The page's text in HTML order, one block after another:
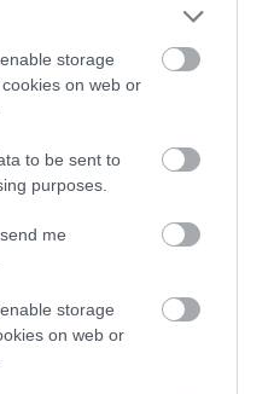
storage
on web or
to be sent to
purposes.
me
storage
on web or
«τέλος» στις
– Έχει καλύτερα